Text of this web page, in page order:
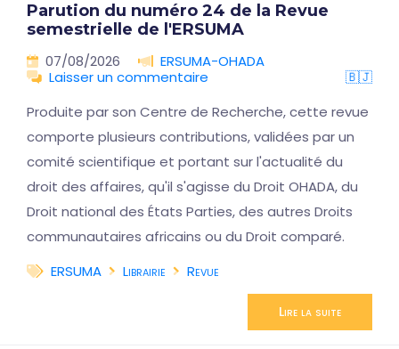
Parution du numéro 24 de la Revue
semestrielle de l'ERSUMA
07/08/2026
ERSUMA-OHADA
Laisser un commentaire
🇧🇯
Produite par son Centre de Recherche, cette revue
comporte plusieurs contributions, validées par un
comité scientifique et portant sur l'actualité du
droit des affaires, qu'il s'agisse du Droit OHADA, du
Droit national des États Parties, des autres Droits
communautaires africains ou du Droit comparé.
ERSUMA
Librairie Revue
Lire la suite